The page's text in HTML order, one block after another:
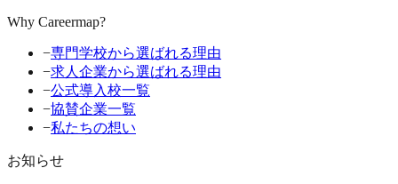
Why Careermap?
−専門学校から選ばれる理由
−求人企業から選ばれる理由
−公式導入校一覧
−協賛企業一覧
−私たちの想い
お知らせ